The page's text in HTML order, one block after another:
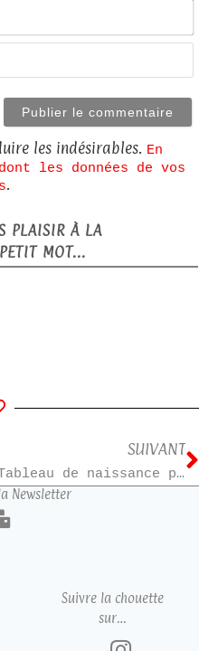
les indésirables. En
les données de vos
.
PLAISIR À LA
MOT...
SUIVANT
Tableau de naissance pour Adrien
Newsletter
Suivre la chouette
sur…